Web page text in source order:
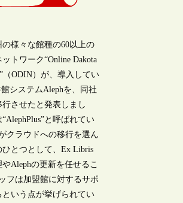
様々な館種の60以上の
トワーク“Online Dakota
（ODIN）が、導入してい
システムAlephを、同社
させたと発表しまし
と呼ばれてい
クラウドへの移行を選ん
とつとして、Ex Libris
Alephの更新を任せるこ
フは加盟館に対するサポ
いう点が挙げられてい